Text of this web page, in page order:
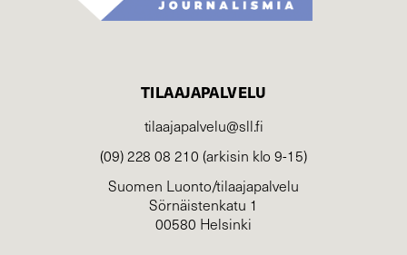
TILAAJAPALVELU
tilaajapalvelu@sll.fi
(09) 228 08 210 (arkisin klo 9-15)
Suomen Luonto/tilaajapalvelu
Sörnäistenkatu 1
00580 Helsinki